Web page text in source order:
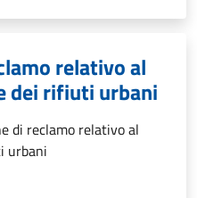
relativo al
dei rifiuti urbani
di reclamo relativo al
urbani